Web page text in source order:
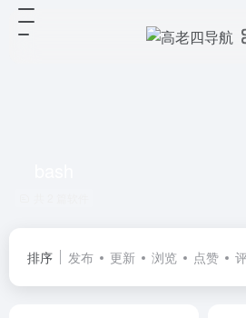
排序 发布 更新 浏览 点赞